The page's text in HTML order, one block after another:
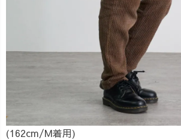
(162cm/M着用)